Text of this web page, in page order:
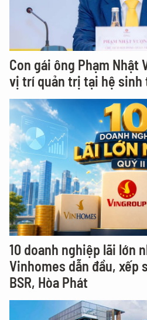
Con gái ông Phạm Nhật
vị trí quản trị tại hệ sinh
10 doanh nghiệp lãi lớn
Vinhomes dẫn đầu, xếp
BSR, Hòa Phát